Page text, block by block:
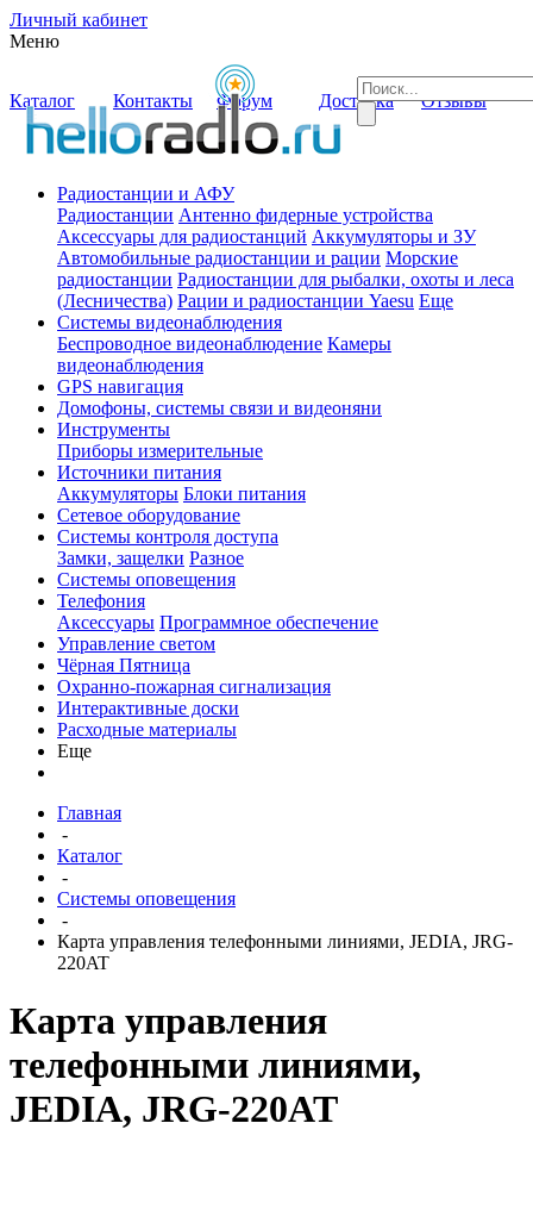
Личный кабинет
Меню
Каталог Контакты Форум Доставка Отзывы
Радиостанции и АФУ
Радиостанции Антенно фидерные устройства
Аксессуары для радиостанций Аккумуляторы и ЗУ
Автомобильные радиостанции и рации Морские
радиостанции Радиостанции для рыбалки, охоты и леса
(Лесничества) Рации и радиостанции Yaesu Еще
Системы видеонаблюдения
Беспроводное видеонаблюдение Камеры
видеонаблюдения
GPS навигация
Домофоны, системы связи и видеоняни
Инструменты
Приборы измерительные
Источники питания
Аккумуляторы Блоки питания
Сетевое оборудование
Системы контроля доступа
Замки, защелки Разное
Системы оповещения
Телефония
Аксессуары Программное обеспечение
Управление светом
Чёрная Пятница
Охранно-пожарная сигнализация
Интерактивные доски
Расходные материалы
Еще
Главная
-
Каталог
-
Системы оповещения
-
Карта управления телефонными линиями, JEDIA, JRG-
220AT
Карта управления
телефонными линиями,
JEDIA, JRG-220AT